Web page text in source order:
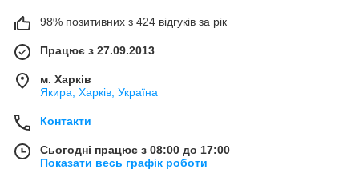
98% позитивних з 424 відгуків за рік
Працює з 27.09.2013
м. Харків
Якира, Харків, Україна
Контакти
Сьогодні працює з 08:00 до 17:00
Показати весь графік роботи